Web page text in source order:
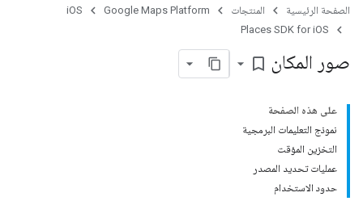
الصفحة الرئيسية المنتجات Google Maps Platform
iOS
Places SDK for iOS
صور المكان bookmark_border
على هذه الصفحة
نموذج التعليمات البرمجية
التخزين المؤقت
عمليات تحديد المصدر
حدود الاستخدام